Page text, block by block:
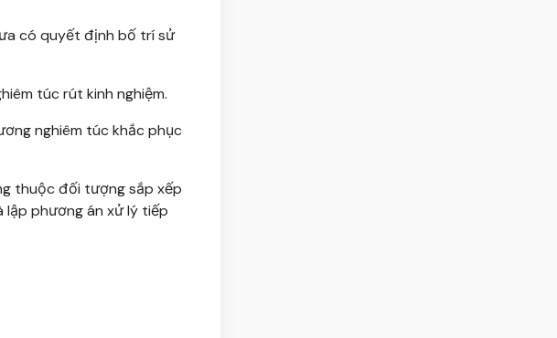
có quyết định bố trí sử
túc rút kinh nghiệm.
nghiêm túc khắc phục
thuộc đối tượng sắp xếp
phương án xử lý tiếp